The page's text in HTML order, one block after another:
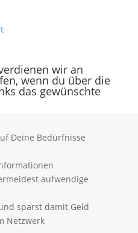
wir an
wenn du über die
das gewünschte
Deine Bedürfnisse
aufwendige
sparst damit Geld
Netzwerk